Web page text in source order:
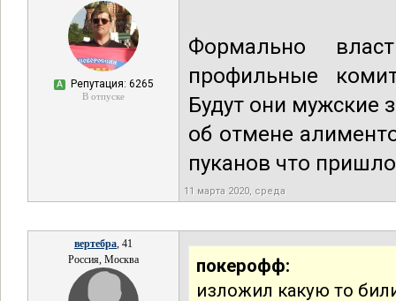
А Репутация: 6265
В отпуске
Формально
профильные
Будут они мужские
об отмене
пуканов что
11 марта 2020, среда
вертебра, 41
Россия, Москва
покерофф:
изложил какую то